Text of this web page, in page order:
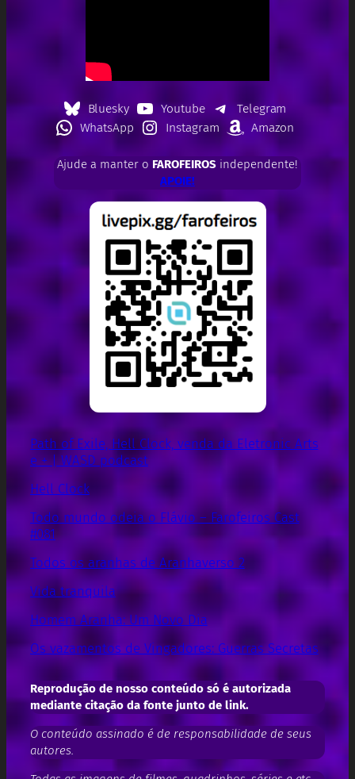
Bluesky Youtube
Telegram
WhatsApp
Instagram Amazon
Ajude a manter o FAROFEIROSindependente!
APOIE!
Path of Exile, Hell Clock, venda da Eletronic Arts
e + | WASD podcast
Hell Clock
Todo mundo odeia o Flávio – Farofeiros Cast
#081
Todos os aranhas de Aranhaverso 2
Vida tranquila
Homem Aranha: Um Novo Dia
Os vazamentos de Vingadores: Guerras Secretas
Reprodução de nosso conteúdo só é autorizada
mediante citação da fonte junto de link.
O conteúdo assinado é de responsabilidade de seus
autores.